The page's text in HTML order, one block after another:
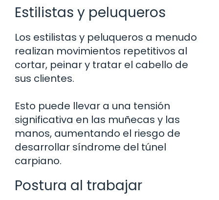
Estilistas y peluqueros
Los estilistas y peluqueros a menudo
realizan movimientos repetitivos al
cortar, peinar y tratar el cabello de
sus clientes.
Esto puede llevar a una tensión
significativa en las muñecas y las
manos, aumentando el riesgo de
desarrollar síndrome del túnel
carpiano.
Postura al trabajar